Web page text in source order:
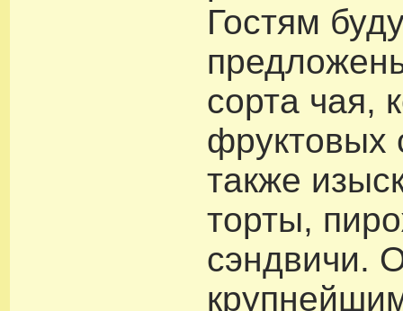
Гостям
сорта чая,
фруктовых
также
торты,
сэндвичи.